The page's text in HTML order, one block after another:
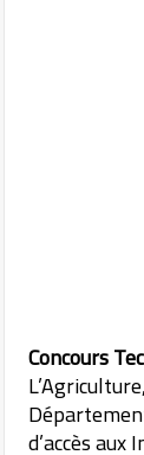
Concours
d’accès